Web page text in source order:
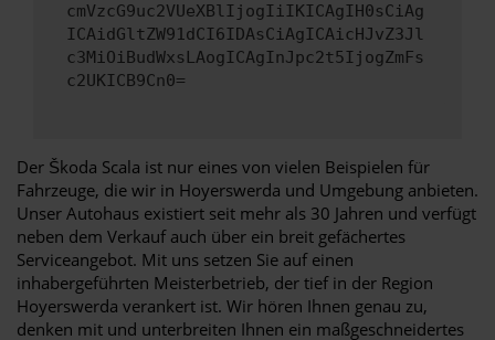
cmVzcG9uc2VUeXBlIjogIiIKICAgIH0sCiAg
ICAidGltZW91dCI6IDAsCiAgICAicHJvZ3Jl
c3MiOiBudWxsLAogICAgInJpc2t5IjogZmFs
c2UKICB9Cn0=
Der Škoda Scala ist nur eines von vielen Beispielen für
Fahrzeuge, die wir in Hoyerswerda und Umgebung anbieten.
Unser Autohaus existiert seit mehr als 30 Jahren und verfügt
neben dem Verkauf auch über ein breit gefächertes
Serviceangebot. Mit uns setzen Sie auf einen
inhabergeführten Meisterbetrieb, der tief in der Region
Hoyerswerda verankert ist. Wir hören Ihnen genau zu,
denken mit und unterbreiten Ihnen ein maßgeschneidertes